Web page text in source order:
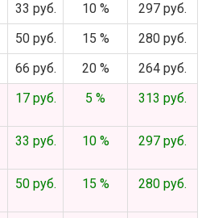
33 руб. 10 %
297 руб.
50 руб. 15 %
280 руб.
66 руб. 20 %
264 руб.
17 руб. 5 % 313 руб.
33 руб. 10 % 297 руб.
50 руб. 15 % 280 руб.